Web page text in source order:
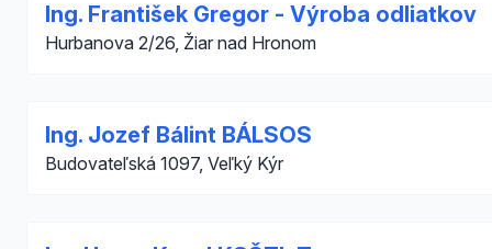
Ing. František Gregor - Výroba odliatkov
Hurbanova 2/26, Žiar nad Hronom
Ing. Jozef Bálint BÁLSOS
Budovateľská 1097, Veľký Kýr